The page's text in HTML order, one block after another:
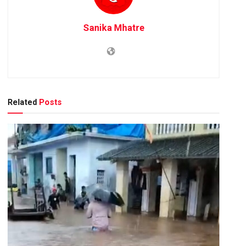
Sanika Mhatre
Related Posts